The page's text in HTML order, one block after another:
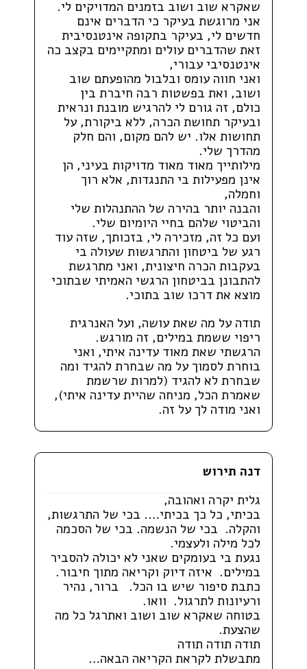
שאקרא שוב ושוב בזמנים המדויקים לי.
אני מרוגשת בעיקר כי הדברים אינם
חדשים לי, בעיקר בתקופה אינטנסיבית
זאת שהדברים עולים ומתקיימים בקצב כה
אינטנסיבי עבורי,
ואני חווה עומס ובלבול מהופעתם שוב
ושוב, ואת בפשטות רבה חיברת בין
כולם, זה גורם לי להרגיש מובנת ונראית
ובעיקר תחושת הכרה, ללא ביקורת, על
תחושות אלו. יש להם מקום, והם חלק
מהדרך שלי.
מילותייך מאוד מאוד מדויקות בעיני, הן
אינן מפעילות בי התנגדות, אלא רוך
וחמלה,
והבנה יותר בהירה של ההתנהלות שלי
והביטוי שלהם בחיי היומיום שלי.
ועם כל זה, מזכירה לי, בזכותך, שזה עוד
רגע של ביטחון והתרגשות שעולה בי
בעקבות הכרה חיצונית, ואני מתרגשת
להתבונן בביטחון הרגשי האמיתי שבתוכי
מוצא את דרכו שוב בתוכי.
תודה על מה שאת עושה, ועל האנרגית
ריפוי ששמת במילים, זה מורגש.
הרגשתי שאת מאוד עדינה איתי, ואני
בוחרת לסמוך על מה שבחרת להגיד ומה
שבחרת לא להגיד (למרות שרשמת
שאמרת הכל, מניחה שהיית עדינה איתי),
ואני מודה לך על זה.
דנה תירוש
גלית יקרה ואהובה,
בכיתי, כל כך בכיתי…. בכי של התרגשות,
והקלה. בכי של הנשמה. בכי של הסכמה
לכל מילה ולעצמי.
נגעת בי בעומקים שאני לא יכולה להסביר
במילים. איזה דיוק וקריאה מתוך חיבור.
כתבת סיפור שיש בו הכל. ברור, נהיר
ורעיונות לתרגול. וואו.
בטוחה שאקרא שוב ושוב ואתרגל כל מה
שהצעת.
תודה תודה תודה
מתבשלת לקראת הקריאה הבאה…